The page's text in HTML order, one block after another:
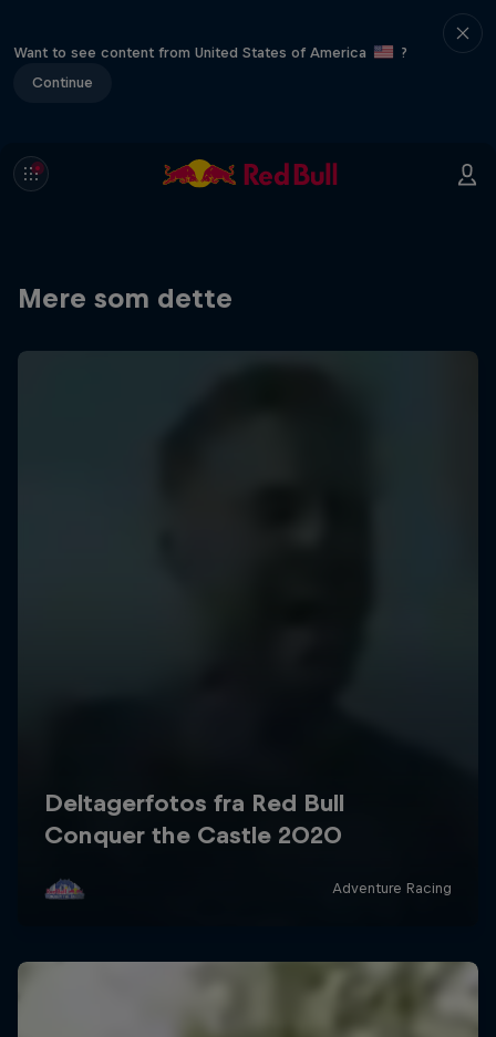
Want to see content from United States of America
?
Continue
Mere som dette